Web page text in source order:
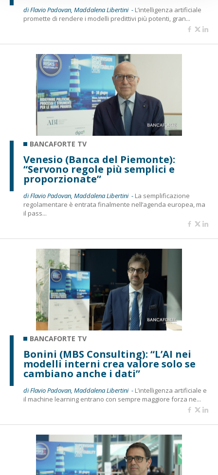
di Flavio Padovan, Maddalena Libertini - L’intelligenza artificiale
promette di rendere i modelli predittivi più potenti, gran...
BANCAFORTE TV
Venesio (Banca del Piemonte):
“Servono regole più semplici e
proporzionate”
di Flavio Padovan, Maddalena Libertini - La semplificazione
regolamentare è entrata finalmente nell’agenda europea, ma
il pass...
BANCAFORTE TV
Bonini (MBS Consulting): “L’AI nei
modelli interni crea valore solo se
cambiano anche i dati”
di Flavio Padovan, Maddalena Libertini - L’intelligenza artificiale e
il machine learning entrano con sempre maggiore forza ne...